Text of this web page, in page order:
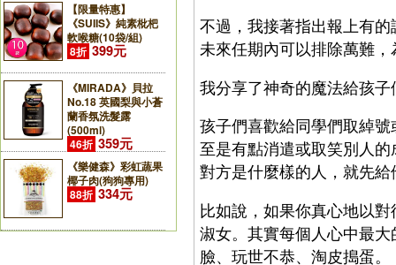
【限量特惠】
《SUIIS》純素枇杷
軟喉糖(10袋/組)
8折 399元
《MIRADA》貝拉
No.18 英國梨與小蒼
蘭香氛洗髮露
(500ml)
46折 359元
《樂健森》彩虹蔬果
椰子肉(狗狗專用)
88折 334元
不過，我接著指出報上有
未來任期內可以排除萬難
我分享了神奇的魔法給孩子
孩子們喜歡給同學們取綽
至是有點消遣或取笑別人
對方是什麼樣的人，就先
比如說，如果你真心地以
淑女。其實每個人心中最
臉、玩世不恭、淘皮搗蛋。